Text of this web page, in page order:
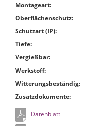
Montageart:
Oberflächenschutz:
Schutzart (IP):
Tiefe:
Vergießbar:
Werkstoff:
Witterungsbeständig:
Zusatzdokumente:
Datenblatt